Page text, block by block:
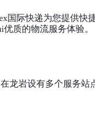
国际快递为您提供
质的物流服务体验。
龙岩设有多个服务